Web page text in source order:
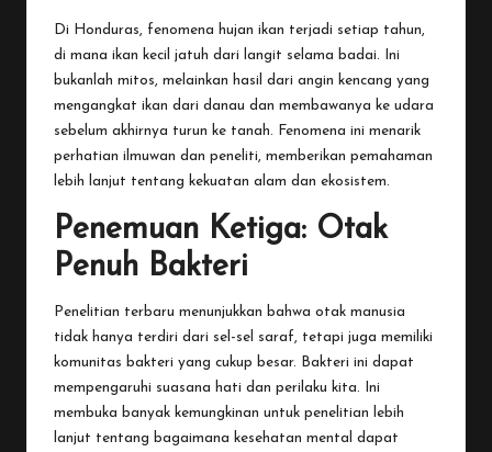
Di Honduras, fenomena hujan ikan terjadi setiap tahun,
di mana ikan kecil jatuh dari langit selama badai. Ini
bukanlah mitos, melainkan hasil dari angin kencang yang
mengangkat ikan dari danau dan membawanya ke udara
sebelum akhirnya turun ke tanah. Fenomena ini menarik
perhatian ilmuwan dan peneliti, memberikan pemahaman
lebih lanjut tentang kekuatan alam dan ekosistem.
Penemuan Ketiga: Otak
Penuh Bakteri
Penelitian terbaru menunjukkan bahwa otak manusia
tidak hanya terdiri dari sel-sel saraf, tetapi juga memiliki
komunitas bakteri yang cukup besar. Bakteri ini dapat
mempengaruhi suasana hati dan perilaku kita. Ini
membuka banyak kemungkinan untuk penelitian lebih
lanjut tentang bagaimana kesehatan mental dapat